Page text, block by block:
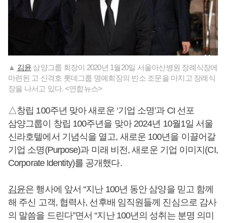
▲ 김윤 삼양그룹 회장이 2020년 1월20일 서울아산병원 장례식장에
마련된 고 신격호 롯데그룹 명예회장의 빈소 조문을 마치고 장례식
장을 나서고 있다. <연합뉴스>
△창립 100주년 맞아 새로운 ‘기업 소명’과 CI 선포
삼양그룹이 창립 100주년을 맞아 2024년 10월1일 서울
신라호텔에서 기념식을 열고, 새로운 100년을 이끌어갈
기업 소명(Purpose)과 미래 비전, 새로운 기업 이미지(CI,
Corporate Identity)를 공개했다.
김윤은 행사에 앞서 “지난 100년 동안 삼양을 믿고 함께
해 주신 고객, 협력사, 선후배 임직원들께 진심으로 감사
의 말씀을 드린다”면서 “지난 100년의 성취는 분명 의미